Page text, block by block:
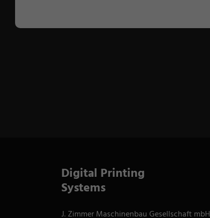
Digital Printing
Systems
J. Zimmer Maschinenbau Gesellschaft mbH